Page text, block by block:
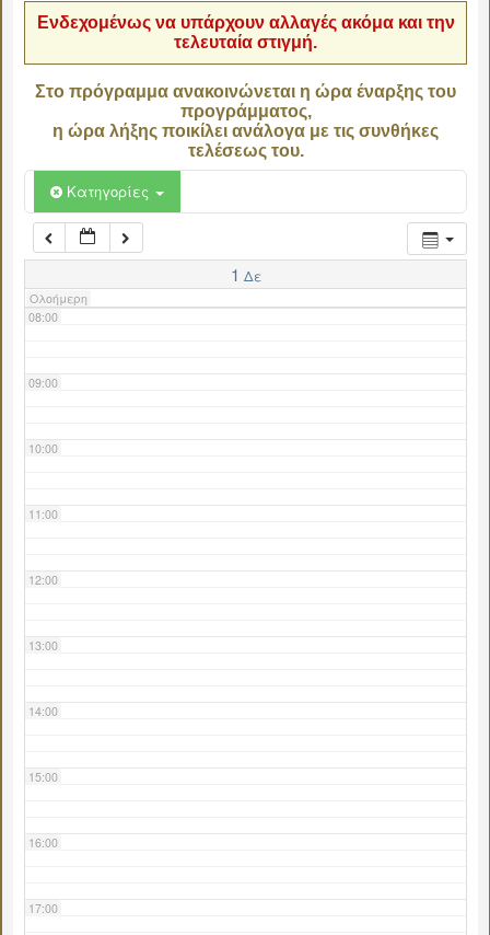
Ενδεχομένως να υπάρχουν αλλαγές ακόμα και την
τελευταία στιγμή.
Στο πρόγραμμα ανακοινώνεται η ώρα έναρξης του
προγράμματος,
η ώρα λήξης ποικίλει ανάλογα με τις συνθήκες
τελέσεως του.
Κατηγορίες
1 Δε
Ολοήμερη
06:00
07:00
08:00
09:00
10:00
11:00
12:00
13:00
14:00
15:00
16:00
17:00